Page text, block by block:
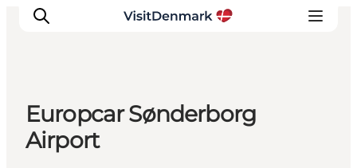
Inspirations
Destinations
Europcar Sønderborg
Airport